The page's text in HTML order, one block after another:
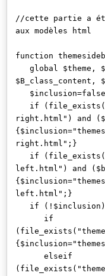
//cette partie a
aux modèles html
function
global $theme,
$B_class_content,
if
right.html") and
right.html";}
if
left.html") and
left.html";}
if
if
elseif